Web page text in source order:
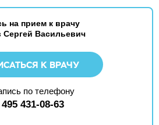
на прием к врачу
Сергей Васильевич
К ВРАЧУ
по телефону
431-08-63